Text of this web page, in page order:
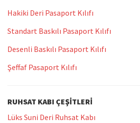
Hakiki Deri Pasaport Kılıfı
Standart Baskılı Pasaport Kılıfı
Desenli Baskılı Pasaport Kılıfı
Şeffaf Pasaport Kılıfı
RUHSAT KABI ÇEŞITLERI
Lüks Suni Deri Ruhsat Kabı